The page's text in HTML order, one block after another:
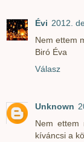
Évi 2012.
Nem ettem
Biró Éva
Válasz
Unknown
Nem ettem
kíváncsi a